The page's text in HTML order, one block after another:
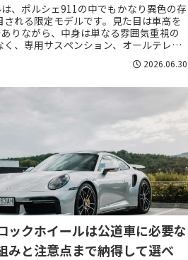
、ポルシェ911の中でもかなり異色の存
される限定モデルです。見た目は車高を
りながら、中身は単なる雰囲気重視の
く、専用サスペンション、オールテレー
2026.06.30
ックホイールは公道車に必要な
みと注意点まで納得して選べ